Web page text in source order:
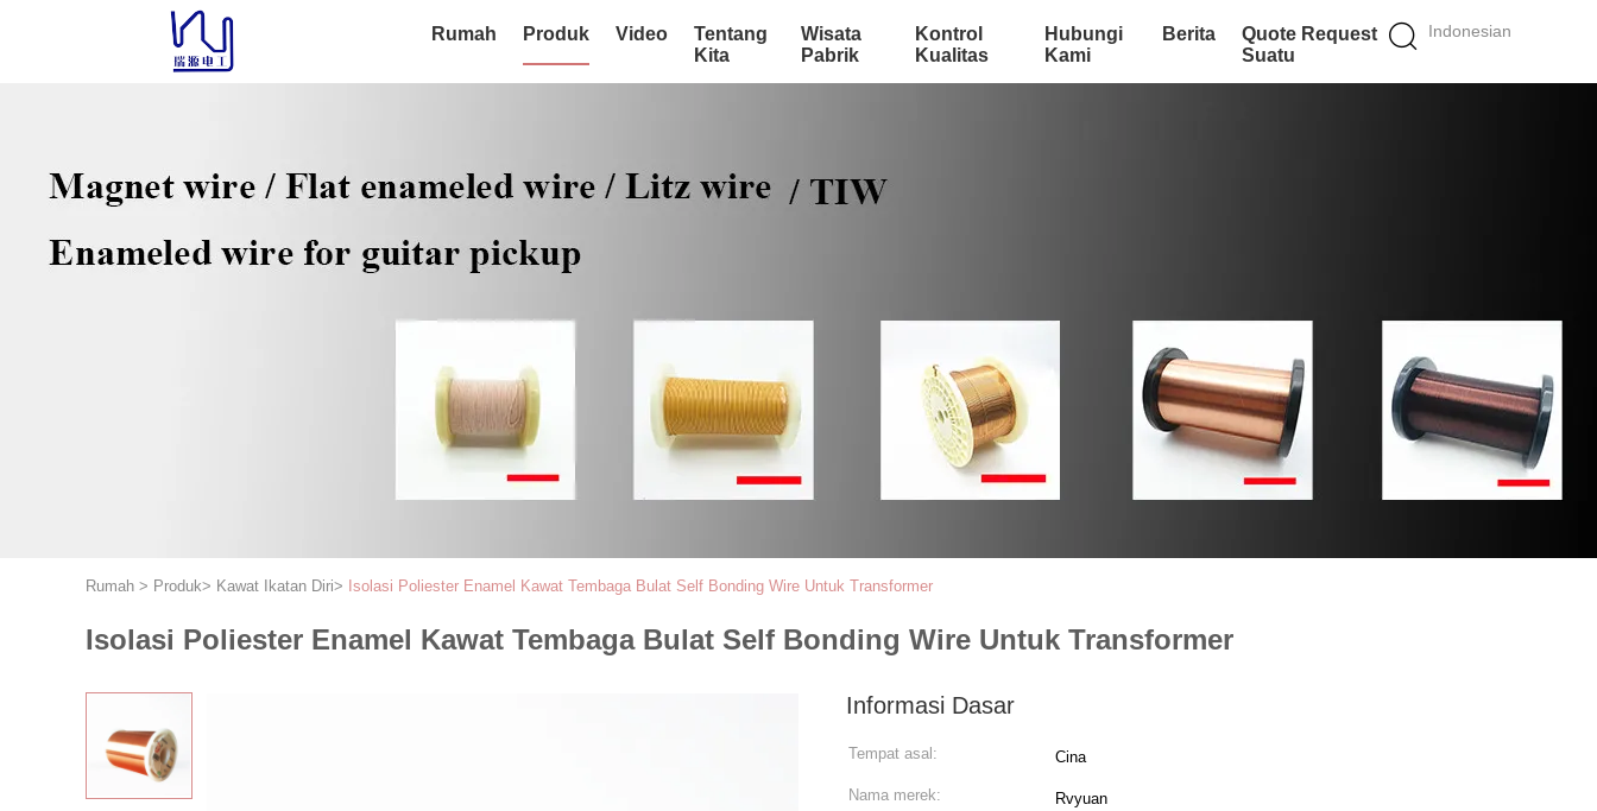
Indonesian
Rumah Produk Video
Tentang
Kita
Wisata
Pabrik
Kontrol
Kualitas
Hubungi
Kami
Berita
Quote Request
Suatu
Rumah > Produk> Kawat Ikatan Diri> Isolasi Poliester Enamel Kawat Tembaga Bulat Self Bonding Wire Untuk Transformer
Isolasi Poliester Enamel Kawat Tembaga Bulat Self Bonding Wire Untuk Transformer
Informasi Dasar
Tempat asal: Cina
Nama merek: Rvyuan